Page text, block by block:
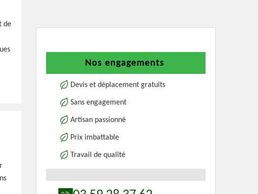
de
Nos engagements
Devis et déplacement gratuits
Sans engagement
Artisan passionné
Prix imbattable
Travail de qualité